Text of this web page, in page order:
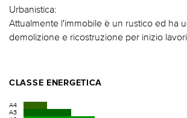
Urbanistica:
Attualmente l'immobile è un rustico ed ha
demolizione e ricostruzione per inizio
CLASSE ENERGETICA
A4
A3